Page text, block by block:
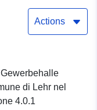
Actions
di Lehr nel
4.0.1